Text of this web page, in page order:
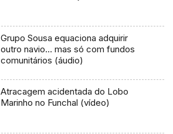
Grupo Sousa equaciona adquirir
outro navio… mas só com fundos
comunitários (áudio)
Atracagem acidentada do Lobo
Marinho no Funchal (vídeo)